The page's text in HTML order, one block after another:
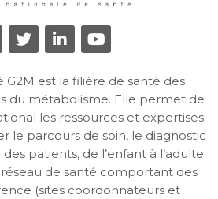
G2M est la filière de santé des
du métabolisme. Elle permet de
les ressources et expertises
le parcours de soin, le diagnostic
patients, de l’enfant à l’adulte.
de santé comportant des
(sites coordonnateurs et